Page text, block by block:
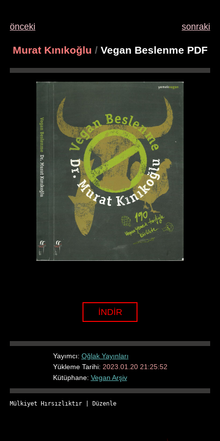
önceki sonraki
Murat Kınıkoğlu /Vegan Beslenme PDF
İNDİR
Yayımcı: Oğlak Yayınları
Yükleme Tarihi: 2023.01.20 21:25:52
Kütüphane: Vegan Arşiv
Mülkiyet Hırsızlıktır Düzenle